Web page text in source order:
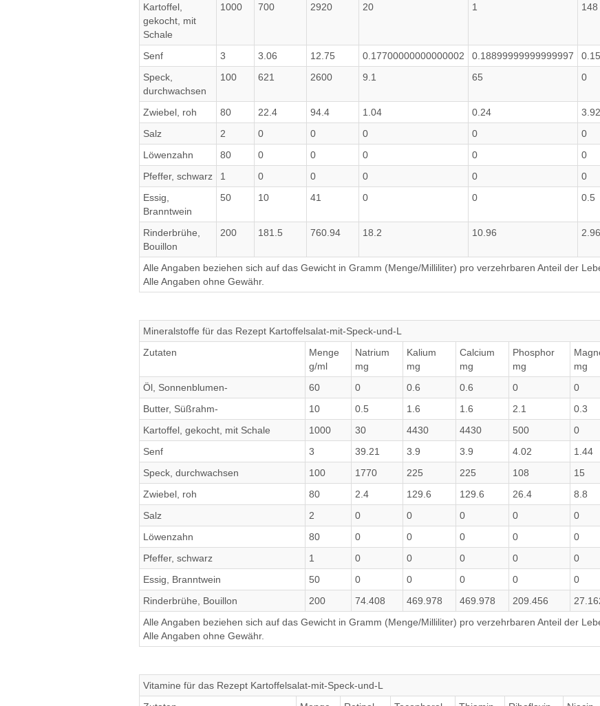
Kartoffel,
gekocht, mit
Schale
1000 700 2920 20 1 148
Senf 3 3.06 12.75 0.17700000000000002 0.18899999999999997
Speck,
durchwachsen
100 621 2600 9.1 65 0
Zwiebel, roh 80 22.4 94.4 1.04 0.24 3.92
Salz
2 0 0 0 0 0
Löwenzahn
80 0 0 0 0 0
Pfeffer, schwarz
1 0 0 0 0 0
Essig,
Branntwein
50 10 41 0 0 0.5
Rinderbrühe,
Bouillon
200 181.5 760.94 18.2 10.96 2.96
Alle Angaben beziehen sich auf das Gewicht in Gramm (Menge/Milliliter) pro verzehrbaren Anteil der
Alle Angaben ohne Gewähr.
Mineralstoffe für das Rezept Kartoffelsalat-mit-Speck-und-L
Zutaten
Menge
g/ml
Natrium
mg
Kalium
mg
Calcium
mg
Phosphor
mg
mg
Öl, Sonnenblumen-
60 0 0.6 0.6 0 0
Butter, Süßrahm-
10 0.5 1.6 1.6 2.1 0.3
Kartoffel, gekocht, mit Schale
1000 30 4430 4430 500 0
Senf
3 39.21 3.9 3.9 4.02 1.44
Speck, durchwachsen
100 1770 225 225 108 15
Zwiebel, roh
80 2.4 129.6 129.6 26.4 8.8
Salz
2 0 0 0 0 0
Löwenzahn
80 0 0 0 0 0
Pfeffer, schwarz
1 0 0 0 0 0
Essig, Branntwein
50 0 0 0 0 0
Rinderbrühe, Bouillon
200 74.408 469.978 469.978 209.456
Alle Angaben beziehen sich auf das Gewicht in Gramm (Menge/Milliliter) pro verzehrbaren Anteil der
Alle Angaben ohne Gewähr.
Vitamine für das Rezept Kartoffelsalat-mit-Speck-und-L